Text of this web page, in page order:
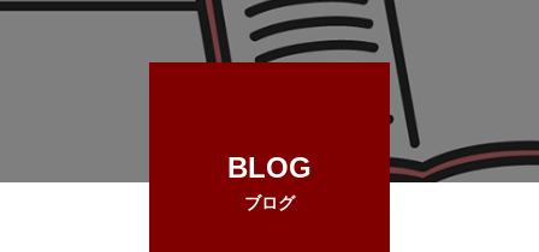
BLOG
ブログ